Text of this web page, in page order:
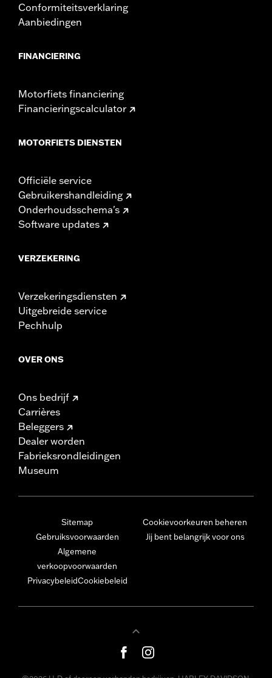
Conformiteitsverklaring
Aanbiedingen
FINANCIERING
Motorfiets financiering
Financieringscalculator
MOTORFIETS DIENSTEN
Officiële service
Gebruikershandleiding
Onderhoudsschema's
Software updates
VERZEKERING
Verzekeringsdiensten
Uitgebreide service
Pechhulp
OVER ONS
Ons bedrijf
Carrières
Beleggers
Dealer worden
Fabrieksrondleidingen
Museum
Sitemap
Gebruiksvoorwaarden
Algemene
verkoopvoorwaarden
PrivacybeleidCookiebeleid
Cookievoorkeuren beheren
Jij bent belangrijk voor ons